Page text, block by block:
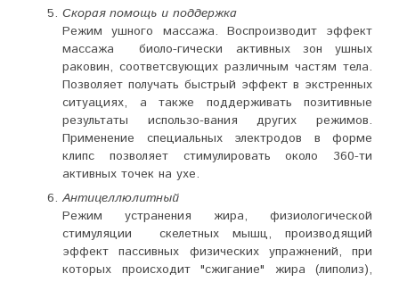
Скорая помощь и поддержка
Режим ушного массажа. Воспроизводит эффект
массажа биоло-гически активных зон ушных
раковин, соответсвующих различным частям тела.
Позволяет получать быстрый эффект в экстренных
ситуациях, а также поддерживать позитивные
результаты использо-вания других режимов.
Применение специальных электродов в форме
клипс позволяет стимулировать около 360-ти
активных точек на ухе.
Антицеллюлитный
Режим устранения жира, физиологической
стимуляции скелетных мышц, производящий
эффект пассивных физических упражнений, при
которых происходит "сжигание" жира (липолиз),